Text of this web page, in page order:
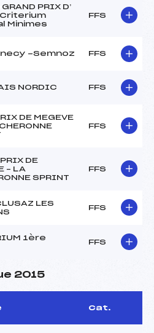
PRIX D’
Criterium
Minimes
FFS
-Semnoz FFS
NORDIC FFS
DE MEGEVE
FFS
DE
– LA
SPRINT
FFS
LES
FFS
1ère
FFS
2015
Cat.